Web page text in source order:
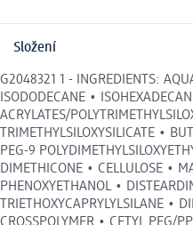
Složení
G2048321 1 - INGREDIENTS:
ISODODECANE •
ACRYLATES/
TRIMETHYLSILOXYSILICATE •
PEG-9
DIMETHICONE • CELLULOSE •
PHENOXYETHANOL •
TRIETHOXYCAPRYLYLSILANE •